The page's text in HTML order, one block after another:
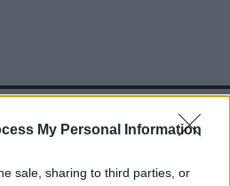
My Personal Information
sale, sharing to third parties, or